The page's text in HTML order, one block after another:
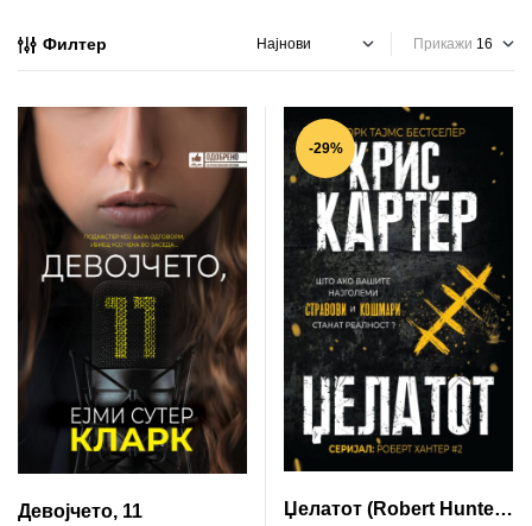
Филтер Прикажи
Девојчето, 11
-29%
Џелатот (Robert Hunter